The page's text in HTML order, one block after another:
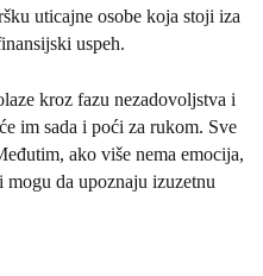
uticajne osobe koja stoji iza
uspeh.
kroz fazu nezadovoljstva i
im sada i poći za rukom. Sve
ako više nema emocija,
da upoznaju izuzetnu